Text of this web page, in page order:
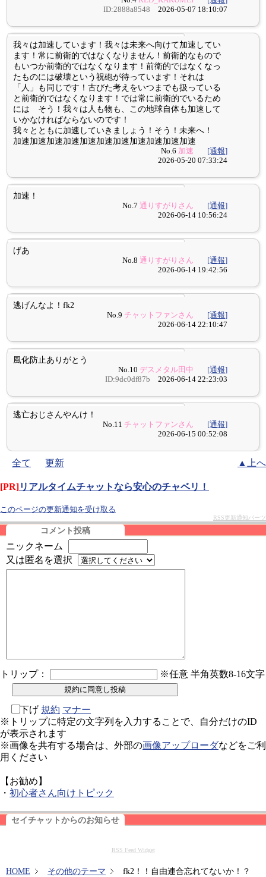
ID:2888a8548 2026-05-07 18:10:07
我々は加速しています！我々は未来へ向けて加速してい
ます！常に前衛的ではなくなりません！前衛的なもので
もいつか前衛的ではなくなります！前衛的ではなくなっ
たものには破壊という祝砲が待っています！それは
「人」も同じです！古びた考えをいつまでも扱っている
と前衛的ではなくなります！では常に前衛的でいるため
には そう！我々は人も物も、この地球自体も加速して
いかなければならないのです！
我々とともに加速していきましょう！そう！未来へ！
加速加速加速加速加速加速加速加速加速加速加速
No.6 加速
[通報]
2026-05-20 07:33:24
加速！
No.7通りすがりさん
[通報]
2026-06-14 10:56:24
げあ
No.8通りすがりさん
[通報]
2026-06-14 19:42:56
逃げんなよ！fk2
No.9チャットファンさん
[通報]
2026-06-14 22:10:47
風化防止ありがとう
No.10 デスメタル田中
[通報]
ID:9dc0df87b 2026-06-14 22:23:03
逃亡おじさんやんけ！
No.11チャットファンさん
[通報]
2026-06-15 00:52:08
全て 更新 ▲上へ
[PR]リアルタイムチャットなら安心のチャベリ！
このページの更新通知を受け取る
RSS更新通知パーツ
コメント投稿
ニックネーム
又は匿名を選択
トリップ： ※任意 半角英数8-16文字
下げ 規約 マナー
※トリップに特定の文字列を入力することで、自分だけのID
が表示されます
※画像を共有する場合は、外部の画像アップローダなどをご利
用ください
【お勧め】
・ 初心者さん向けトピック
セイチャットからのお知らせ
RSS Feed Widget
HOME その他のテーマ fk2！！自由連合忘れてないか！？